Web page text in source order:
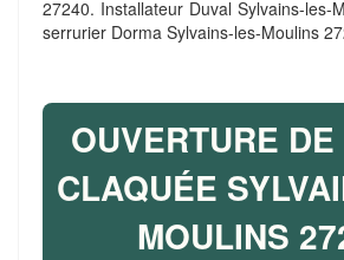
27240. Installateur Duval Sylvains-les-
serrurier Dorma Sylvains-les-Moulins
OUVERTURE
CLAQUÉE
MOULINS